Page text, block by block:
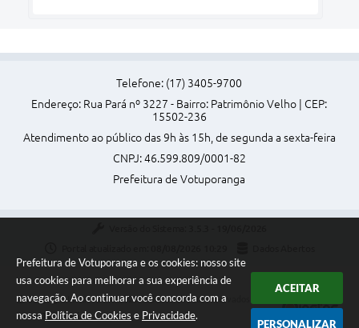
Prefeitura de Votuporanga e os cookies: nosso site
usa cookies para melhorar a sua experiência de
navegação. Ao continuar você concorda com a
nossa Política de Cookies e Privacidade.
ACEITAR
PERSONALIZAR
Telefone: (17) 3405-9700
Endereço: Rua Pará nº 3227 - Bairro: Patrimônio Velho | CEP:
15502-236
Atendimento ao público das 9h às 15h, de segunda a sexta-feira
CNPJ: 46.599.809/0001-82
Prefeitura de Votuporanga
Copyright Instar - 2006-2026. Todos os direitos reservados -
Instar Tecnologia